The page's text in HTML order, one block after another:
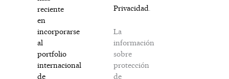
reciente
en
incorporarse
al
portfolio
internacional
de
Privacidad
La
información
sobre
protección
de